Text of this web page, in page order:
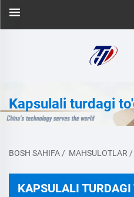
Kapsulali turdagi
BOSH SAHIFA / MAHSULOTLAR /
KAPSULALI